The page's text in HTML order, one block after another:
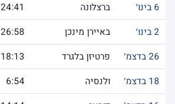
6 בינו׳
ברצלונה 24:41
2 בינו׳
באיירן מינכן 26:58
26 בדצמ׳
פרטיזן בלגרד 18:13
18 בדצמ׳
ולנסיה 6:54